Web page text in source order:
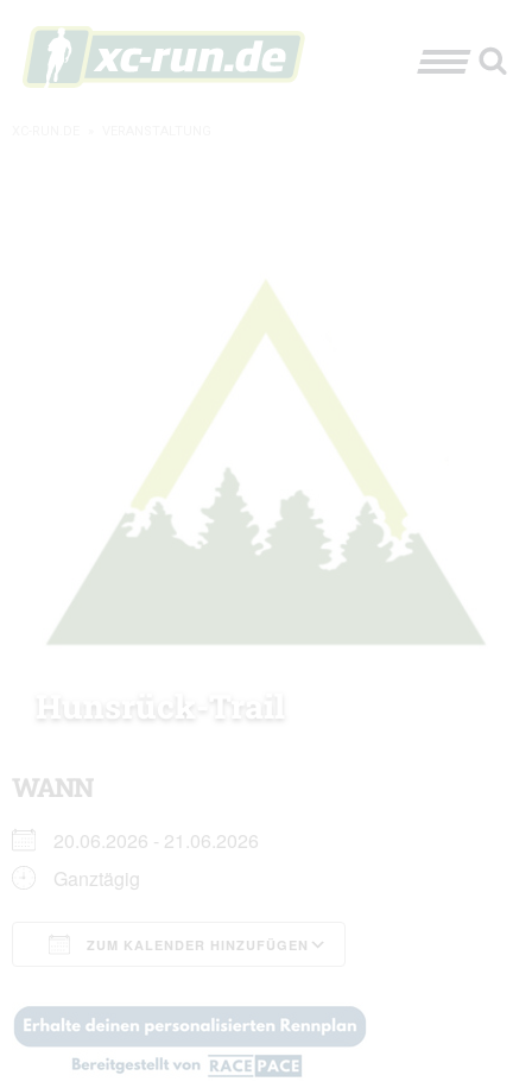
Hunsrück-Trail
WANN
20.06.2026 - 21.06.2026
Ganztägig
ZUM KALENDER HINZUFÜGEN